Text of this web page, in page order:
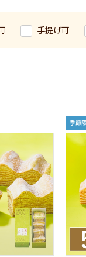
手提げ可